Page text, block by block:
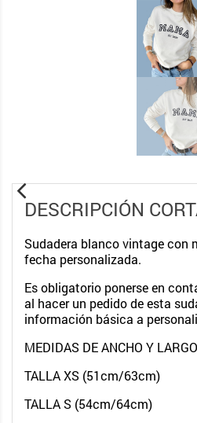
DESCRIPCIÓN
Sudadera blanco vintage con
fecha personalizada.
Es obligatorio ponerse en
al hacer un pedido de esta
información básica a
MEDIDAS DE ANCHO Y
TALLA XS (51cm/63cm)
TALLA S (54cm/64cm)